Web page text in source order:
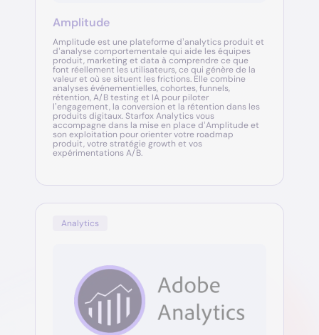
Amplitude
Amplitude est une plateforme d’analytics produit et
d’analyse comportementale qui aide les équipes
produit, marketing et data à comprendre ce que
font réellement les utilisateurs, ce qui génère de la
valeur et où se situent les frictions. Elle combine
analyses événementielles, cohortes, funnels,
rétention, A/B testing et IA pour piloter
l’engagement, la conversion et la rétention dans les
produits digitaux. Starfox Analytics vous
accompagne dans la mise en place d’Amplitude et
son exploitation pour orienter votre roadmap
produit, votre stratégie growth et vos
expérimentations A/B.
Analytics